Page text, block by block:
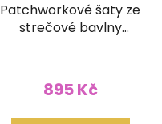
Patchworkové šaty ze
strečové bavlny
895 Kč